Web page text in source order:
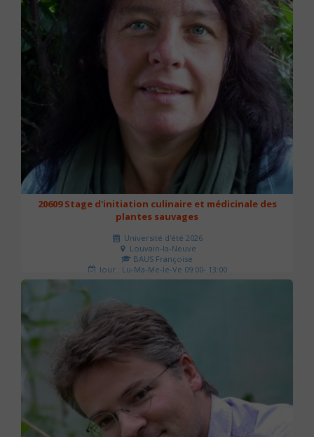
20609 Stage d'initiation culinaire et médicinale des
plantes sauvages
Université d'été 2026
Louvain-la-Neuve
BAUS Françoise
Jour : Lu-Ma-Me-Je-Ve 09:00- 13:00
Nombre de séances : 3